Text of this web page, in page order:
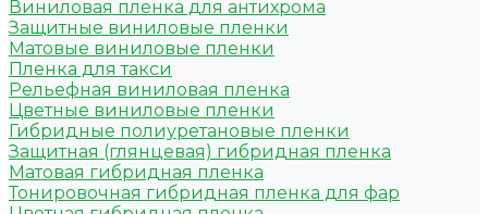
Виниловая пленка для антихрома
Защитные виниловые пленки
Матовые виниловые пленки
Пленка для такси
Рельефная виниловая пленка
Цветные виниловые пленки
Гибридные полиуретановые пленки
Защитная (глянцевая) гибридная пленка
Матовая гибридная пленка
Тонировочная гибридная пленка для фар